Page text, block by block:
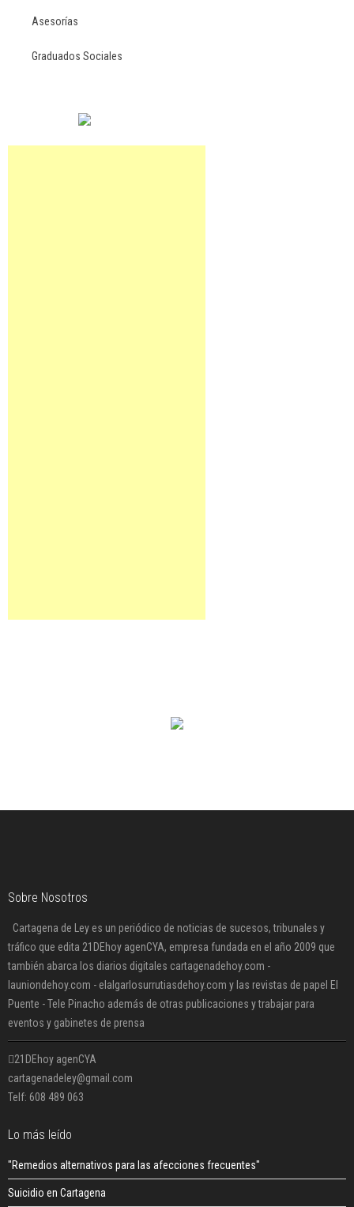
Asesorías
Graduados Sociales
Sobre Nosotros
Cartagena de Ley es un periódico de noticias de sucesos, tribunales y
tráfico que edita 21DEhoy agenCYA, empresa fundada en el año 2009 que
también abarca los diarios digitales cartagenadehoy.com -
launiondehoy.com - elalgarlosurrutiasdehoy.com y las revistas de papel El
Puente - Tele Pinacho además de otras publicaciones y trabajar para
eventos y gabinetes de prensa
21DEhoy agenCYA
cartagenadeley@gmail.com
Telf: 608 489 063
Lo más leído
"Remedios alternativos para las afecciones frecuentes"
Suicidio en Cartagena